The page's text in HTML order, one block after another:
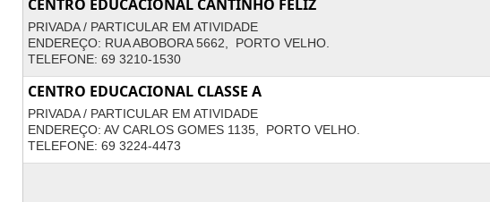
CENTRO EDUCACIONAL CANTINHO FELIZ
PRIVADA / PARTICULAR EM ATIVIDADE
ENDEREÇO: RUA ABOBORA 5662, PORTO VELHO.
TELEFONE: 69 3210-1530
CENTRO EDUCACIONAL CLASSE A
PRIVADA / PARTICULAR EM ATIVIDADE
ENDEREÇO: AV CARLOS GOMES 1135, PORTO VELHO.
TELEFONE: 69 3224-4473